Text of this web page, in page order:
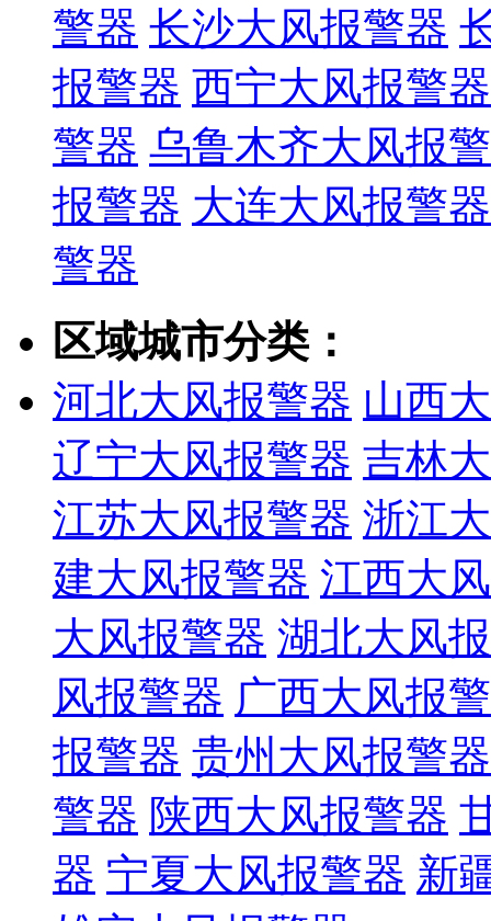
警器 长沙大风报警器
报警器 西宁大风报警器
警器 乌鲁木齐大风报
报警器 大连大风报警器
警器
区域城市分类：
河北大风报警器 山西
辽宁大风报警器 吉林
江苏大风报警器 浙江
建大风报警器 江西大
大风报警器 湖北大风
风报警器 广西大风报
报警器 贵州大风报警器
警器 陕西大风报警器
器 宁夏大风报警器 新